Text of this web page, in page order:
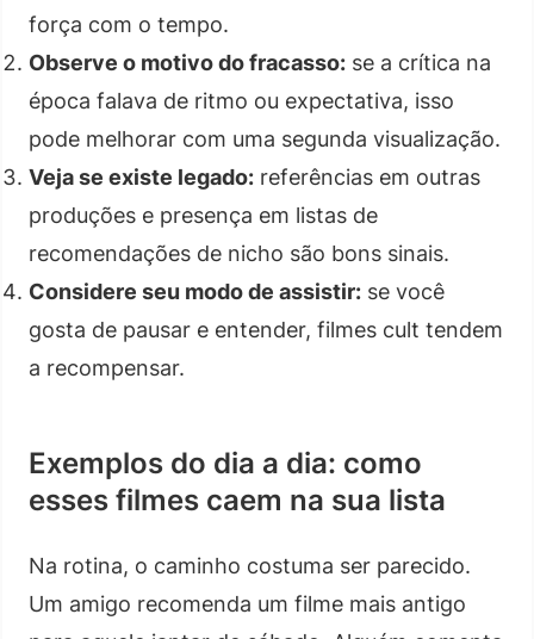
força com o tempo.
Observe o motivo do fracasso: se a crítica na
época falava de ritmo ou expectativa, isso
pode melhorar com uma segunda visualização.
Veja se existe legado: referências em outras
produções e presença em listas de
recomendações de nicho são bons sinais.
Considere seu modo de assistir: se você
gosta de pausar e entender, filmes cult tendem
a recompensar.
Exemplos do dia a dia: como
esses filmes caem na sua lista
Na rotina, o caminho costuma ser parecido.
Um amigo recomenda um filme mais antigo